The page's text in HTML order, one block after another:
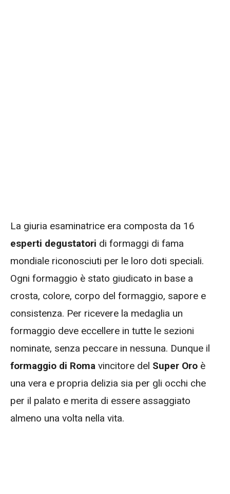
La giuria esaminatrice era composta da 16
esperti degustatori di formaggi di fama
mondiale riconosciuti per le loro doti speciali.
Ogni formaggio è stato giudicato in base a
crosta, colore, corpo del formaggio, sapore e
consistenza. Per ricevere la medaglia un
formaggio deve eccellere in tutte le sezioni
nominate, senza peccare in nessuna. Dunque il
formaggio di Roma vincitore del Super Oro è
una vera e propria delizia sia per gli occhi che
per il palato e merita di essere assaggiato
almeno una volta nella vita.